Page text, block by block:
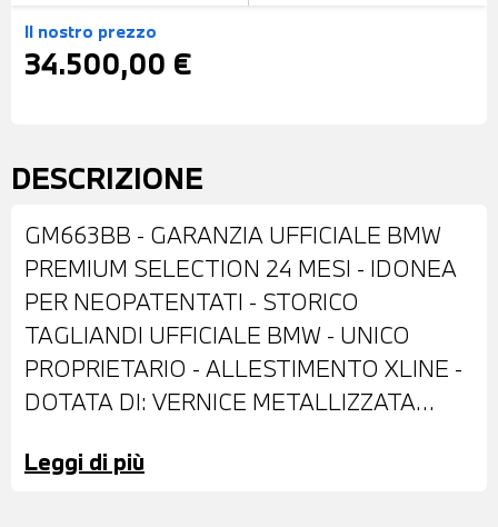
Il nostro prezzo
34.500,00 €
DESCRIZIONE
GM663BB - GARANZIA UFFICIALE BMW
PREMIUM SELECTION 24 MESI - IDONEA
PER NEOPATENTATI - STORICO
TAGLIANDI UFFICIALE BMW - UNICO
PROPRIETARIO - ALLESTIMENTO XLINE -
DOTATA DI: VERNICE METALLIZZATA
TELECOMANDO - CERCHI IN LEGA DA 18"
Leggi di più